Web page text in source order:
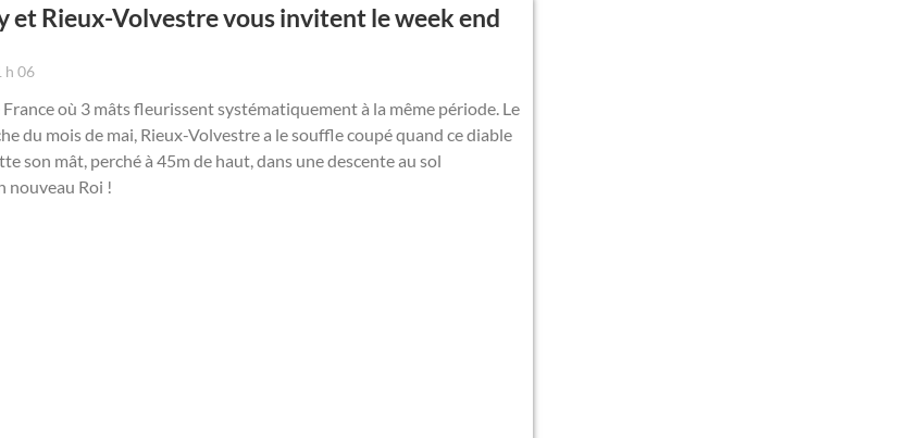
et Rieux-Volvestre vous invitent le week end
h 06
où 3 mâts fleurissent systématiquement à la même période. Le
du mois de mai, Rieux-Volvestre a le souffle coupé quand ce diable
son mât, perché à 45m de haut, dans une descente au sol
nouveau Roi !